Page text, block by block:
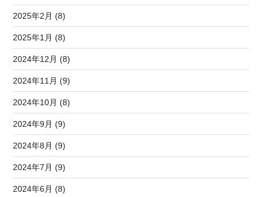
2025年2月 (8)
2025年1月 (8)
2024年12月 (8)
2024年11月 (9)
2024年10月 (8)
2024年9月 (9)
2024年8月 (9)
2024年7月 (9)
2024年6月 (8)